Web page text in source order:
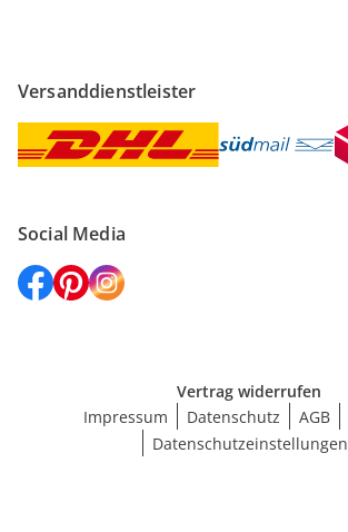
Versanddienstleister
Social Media
Vertrag widerrufen
Impressum
Datenschutz AGB
Datenschutzeinstellungen